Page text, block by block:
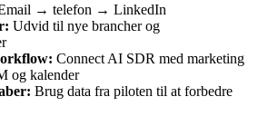
→ telefon → LinkedIn
Udvid til nye brancher og
Connect AI SDR med marketing
og kalender
Brug data fra piloten til at forbedre